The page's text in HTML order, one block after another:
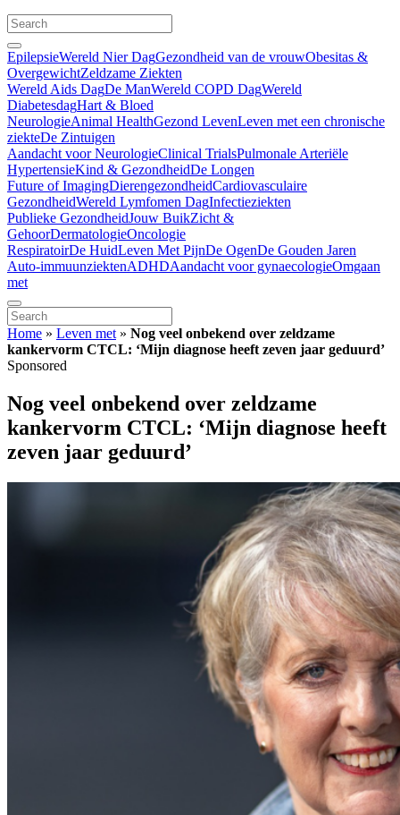
EpilepsieWereld Nier DagGezondheid van de vrouwObesitas &
OvergewichtZeldzame Ziekten
Wereld Aids DagDe ManWereld COPD DagWereld
DiabetesdagHart & Bloed
NeurologieAnimal HealthGezond LevenLeven met een chronische
ziekteDe Zintuigen
Aandacht voor NeurologieClinical TrialsPulmonale Arteriële
HypertensieKind & GezondheidDe Longen
Future of ImagingDierengezondheidCardiovasculaire
GezondheidWereld Lymfomen DagInfectieziekten
Publieke GezondheidJouw BuikZicht &
GehoorDermatologieOncologie
RespiratoirDe HuidLeven Met PijnDe OgenDe Gouden Jaren
Auto-immuunziektenADHDAandacht voor gynaecologieOmgaan
met
Home » Leven met » Nog veel onbekend over zeldzame
kankervorm CTCL: ‘Mijn diagnose heeft zeven jaar geduurd’
Sponsored
Nog veel onbekend over zeldzame
kankervorm CTCL: ‘Mijn diagnose heeft
zeven jaar geduurd’